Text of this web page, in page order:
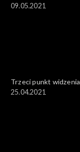
09.05.2021
Trzeci punkt widzenia
25.04.2021